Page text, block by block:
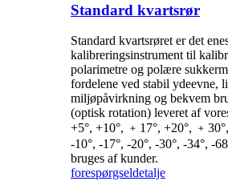
Standard kvartsrør
Standard kvartsrøret er det
kalibreringsinstrument til
polarimetre og polære
fordelene ved stabil ydeevne,
miljøpåvirkning og bekvem
(optisk rotation) leveret af
+5°, +10°, ﹢17°, +20°,
-10°, -17°, -20°, -30°, -34°, -
bruges af kunder.
forespørgseldetalje